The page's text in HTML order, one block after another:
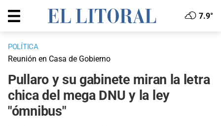
7.9°
POLÍTICA
Reunión en Casa de Gobierno
Pullaro y su gabinete miran la letra
chica del mega DNU y la ley
"ómnibus"